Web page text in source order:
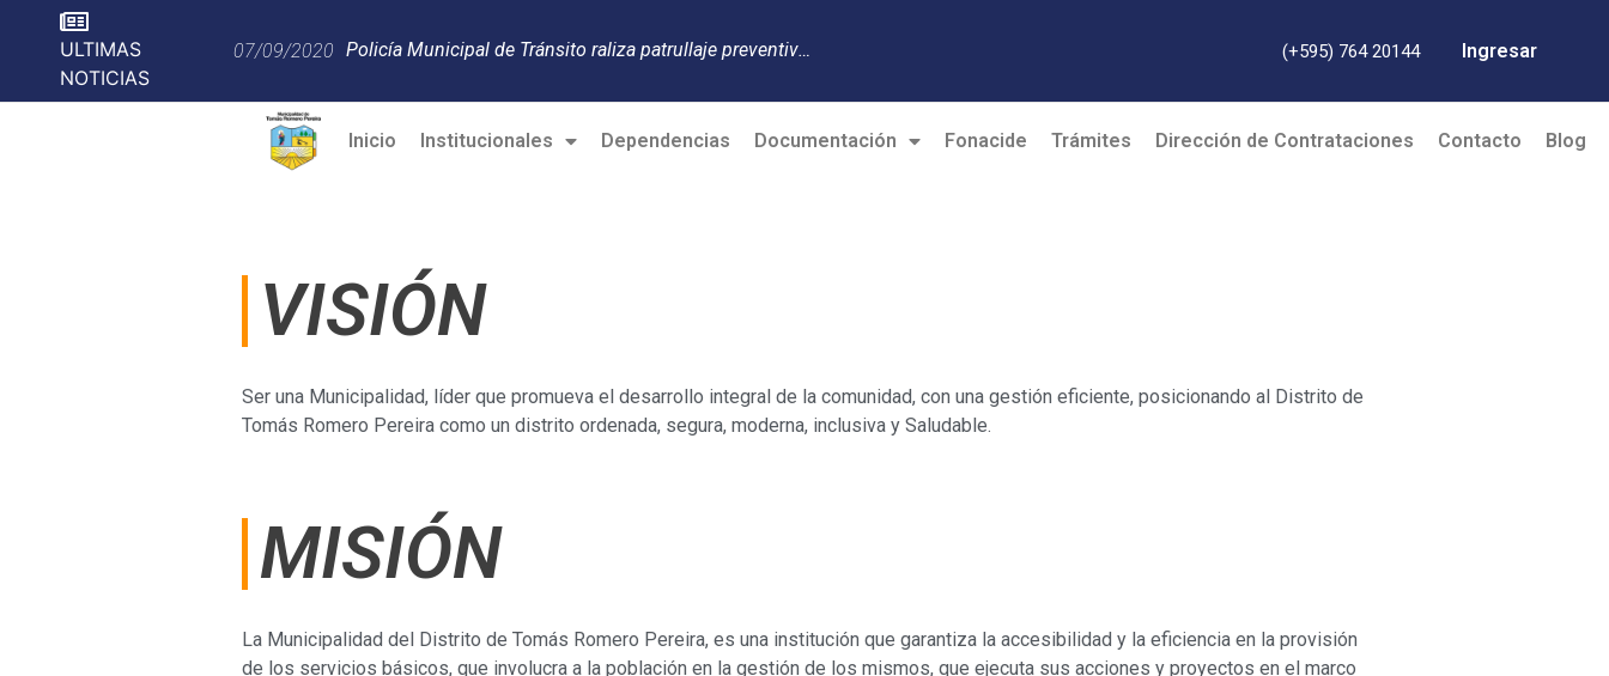
ULTIMAS
NOTICIAS
07/09/2020
04/05/2019 T
List of City Weekend Celebrations (+595) 764 20144 Ingresar
Inicio Institucionales Dependencias Documentación Fonacide Trámites Dirección de Contrataciones Contacto Blog
VISIÓN
Ser una Municipalidad, líder que promueva el desarrollo integral de la comunidad, con una gestión eficiente, posicionando al Distrito de
Tomás Romero Pereira como un distrito ordenada, segura, moderna, inclusiva y Saludable.
MISIÓN
La Municipalidad del Distrito de Tomás Romero Pereira, es una institución que garantiza la accesibilidad y la eficiencia en la provisión
de los servicios básicos, que involucra a la población en la gestión de los mismos, que ejecuta sus acciones y proyectos en el marco